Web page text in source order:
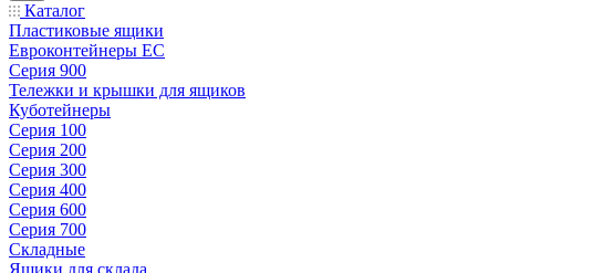
Каталог
Пластиковые ящики
Евроконтейнеры ЕС
Серия 900
Тележки и крышки для ящиков
Куботейнеры
Серия 100
Серия 200
Серия 300
Серия 400
Серия 600
Серия 700
Складные
Ящики для склада